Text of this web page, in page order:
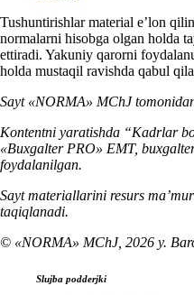
Tushuntirishlar material e’lon
normalarni hisobga olgan holda
ettiradi. Yakuniy qarorni
holda mustaqil ravishda qabul
Sayt «NORMA» MChJ
Kontentni yaratishda “Kadrlar
«Buxgalter PRO» EMT,
foydalanilgan.
Sayt materiallarini resurs
taqiqlanadi.
© «NORMA» MChJ, 2026 y.
Slujba podderjki